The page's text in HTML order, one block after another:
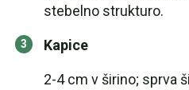
stebelno strukturo.
Kapice
2-4 cm v širino; sprva